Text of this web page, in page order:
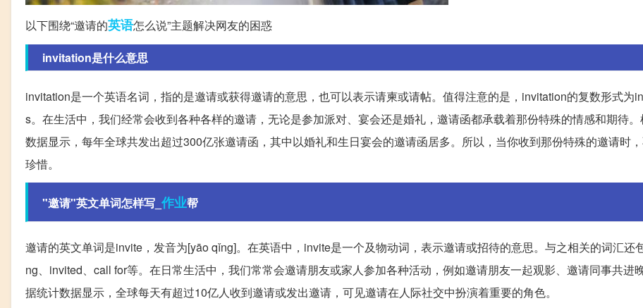
以下围绕“邀请的英语怎么说”主题解决网友的困惑
invitation是什么意思
invitation是一个英语名词，指的是邀请或获得邀请的意思，也可以表示请柬或请帖。值得注意的是，invitation的复数形式为
s。在生活中，我们经常会收到各种各样的邀请，无论是参加派对、宴会还是婚礼，邀请函都承载着那份特殊的情感和期待
数据显示，每年全球共发出超过300亿张邀请函，其中以婚礼和生日宴会的邀请函居多。所以，当你收到那份特殊的邀请时
珍惜。
"邀请"英文单词怎样写_ 作业帮
邀请的英文单词是invite，发音为[yāo qǐng]。在英语中，invite是一个及物动词，表示邀请或招待的意思。与之相关的词汇还
ng、invited、call for等。在日常生活中，我们常常会邀请朋友或家人参加各种活动，例如邀请朋友一起观影、邀请同事共进晚
据统计数据显示，全球每天有超过10亿人收到邀请或发出邀请，可见邀请在人际社交中扮演着重要的角色。